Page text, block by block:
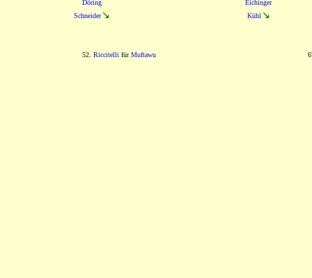
Döring
Eichinger
Schneider
Kühl
52. Riccitelli fürMuftawu